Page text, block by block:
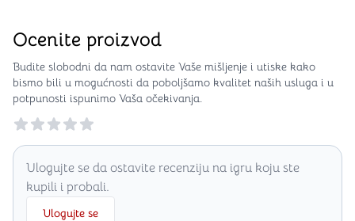
Ocenite proizvod
Budite slobodni da nam ostavite Vaše mišljenje i utiske kako
bismo bili u mogućnosti da poboljšamo kvalitet naših usluga i u
potpunosti ispunimo Vaša očekivanja.
Reviews
Ulogujte se da ostavite recenziju na igru koju ste
kupili i probali.
Ulogujte se